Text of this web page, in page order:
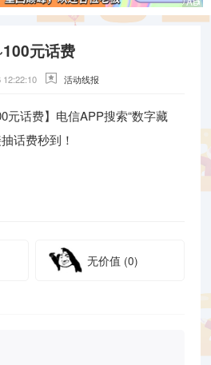
元话费
12:22:10 活动线报
元话费】电信APP搜索“数字藏
话费秒到！
无价值 (0)